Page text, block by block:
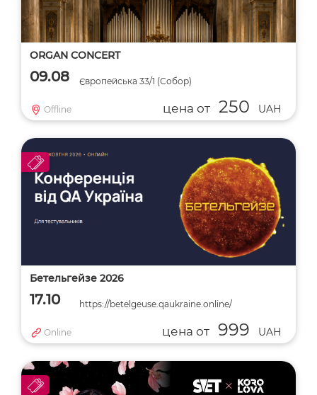
ORGAN CONCERT
09.08 Європейська 33/1 (Собор)
Offline цена от 250 UAH
Бетельгейзе 2026
17.10 https://betelgeuse.qaukraine.online/
Online цена от 999 UAH